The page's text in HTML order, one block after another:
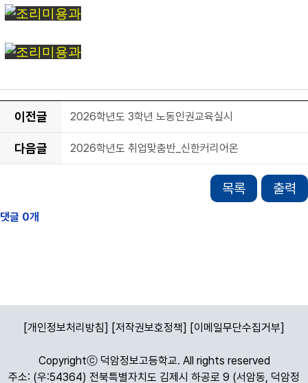
이전글 2026학년도 3학년 노동인권교육실시
다음글 2026학년도 취업맞춤반_신한커리어온
목록 출력
[개인정보처리방침] [저작권보호정책] [이메일무단수집거부]
Copyrightⓒ 덕암정보고등학교. All rights reserved
주소: (우:54364) 전북특별자치도 김제시 하공로 9 (서암동, 덕암정